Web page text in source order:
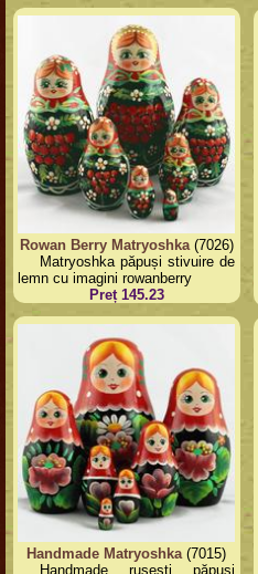
Rowan Berry Matryoshka(7026)
Matryoshka păpuși stivuire de
lemn cu imagini rowanberry
Preț 145.23
Handmade Matryoshka (7015)
Handmade rusești păpuși